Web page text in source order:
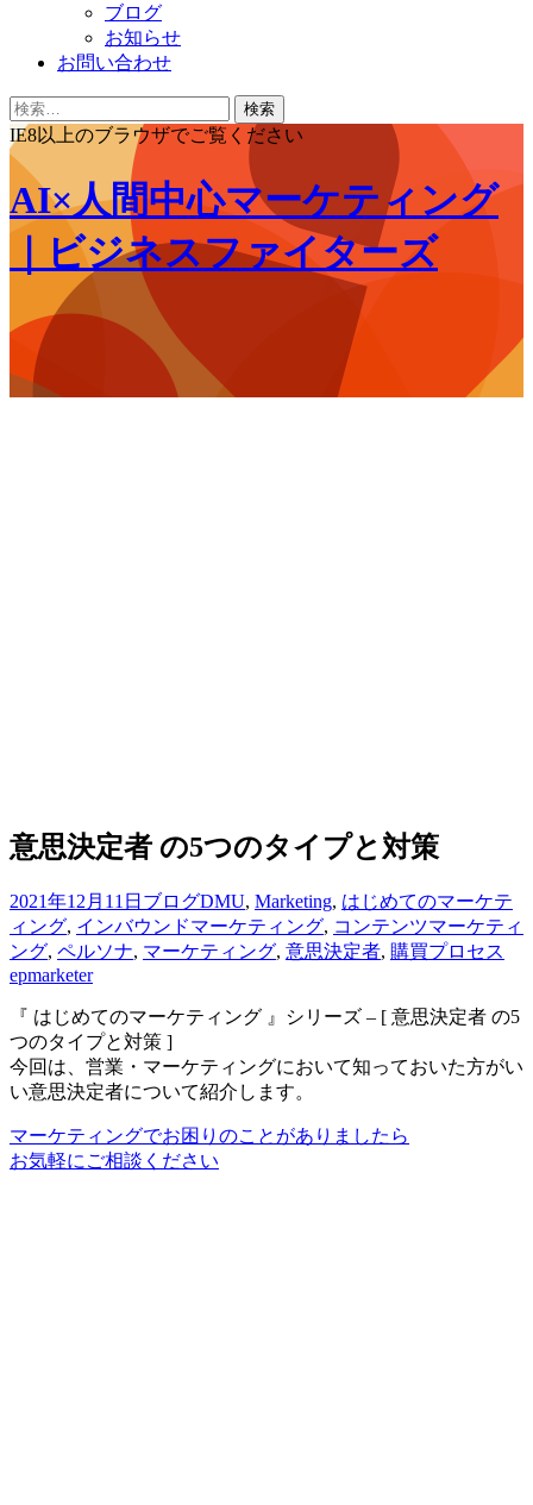
ブログ
お知らせ
お問い合わせ
検
索:
IE8以上のブラウザでご覧ください
AI×人間中心マーケティング
｜ビジネスファイターズ
意思決定者 の5つのタイプと対策
2021年12月11日 ブログDMU, Marketing, はじめてのマーケテ
ィング, インバウンドマーケティング, コンテンツマーケティ
ング, ペルソナ, マーケティング, 意思決定者, 購買プロセス
epmarketer
『 はじめてのマーケティング 』シリーズ – [ 意思決定者 の5
つのタイプと対策 ]
今回は、営業・マーケティングにおいて知っておいた方がい
い意思決定者について紹介します。
マーケティングでお困りのことがありましたら
お気軽にご相談ください